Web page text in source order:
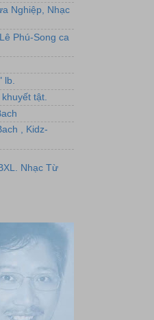
Nghiệp, Nhạc
Phú-Song ca
lb.
tật.
, Kidz-
Nhạc Từ